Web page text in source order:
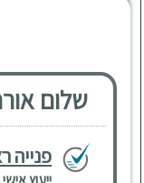
שלום
פנייה